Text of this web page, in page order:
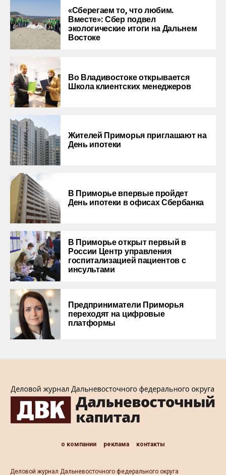
«Сберегаем то, что любим.
Вместе»: Сбер подвел
экологические итоги на Дальнем
Востоке
Во Владивостоке открывается
Школа клиентских менеджеров
Жителей Приморья приглашают на
День ипотеки
В Приморье впервые пройдет
День ипотеки в офисах Сбербанка
В Приморье открыт первый в
России Центр управления
госпитализацией пациентов с
инсультами
Предприниматели Приморья
переходят на цифровые
платформы
о компании реклама контакты
Деловой журнал Дальневосточного федерального округа